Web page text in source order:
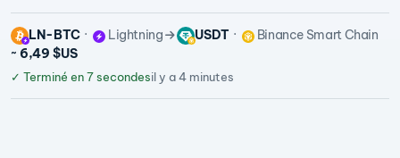
LN-BTC Lightning USDT
Binance Smart Chain
~ 6,49 $US
✓ Terminé en 7 secondesil y a 4 minutes